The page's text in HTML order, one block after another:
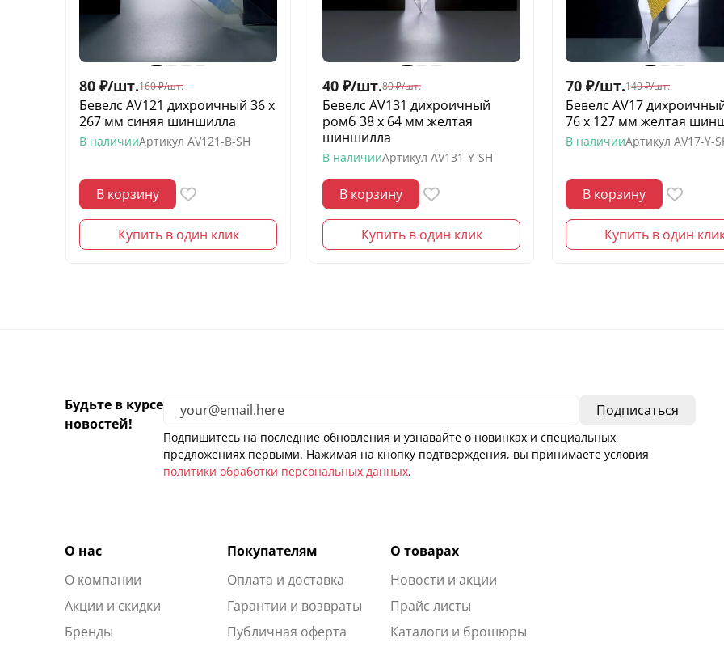
80 ₽/шт.160 ₽/шт.
Бевелс AV121 дихроичный 36 х
267 мм синяя шиншилла
В наличииАртикул AV121-B-SH
В корзину
Купить в один клик
40 ₽/шт.80 ₽/шт.
Бевелс AV131 дихроичный
ромб 38 х 64 мм желтая
шиншилла
В наличииАртикул AV131-Y-SH
В корзину
Купить в один клик
70 ₽/шт.140 ₽/шт.
Бевелс AV17
76 х 127 мм желтая
В наличииАртикул AV17-Y-
В корзину
Купить в один
Будьте в курсе
новостей!
Подпишитесь на последние обновления и узнавайте о новинках и специальных
предложениях первыми. Нажимая на кнопку подтверждения, вы принимаете условия
политики обработки персональных данных.
О нас
О компании
Акции и скидки
Бренды
Покупателям
Оплата и доставка
Гарантии и возвраты
Публичная оферта
О товарах
Новости и акции
Прайс листы
Каталоги и брошюры